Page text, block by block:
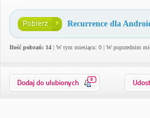
Recurrence dla
Ilość pobrań: 14 | W tym miesiącu: 0 | W poprzednim
0